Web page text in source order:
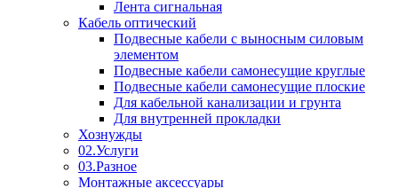
Лента сигнальная
Кабель оптический
Подвесные кабели с выносным силовым
элементом
Подвесные кабели самонесущие круглые
Подвесные кабели самонесущие плоские
Для кабельной канализации и грунта
Для внутренней прокладки
Хознужды
02.Услуги
03.Разное
Монтажные аксессуары